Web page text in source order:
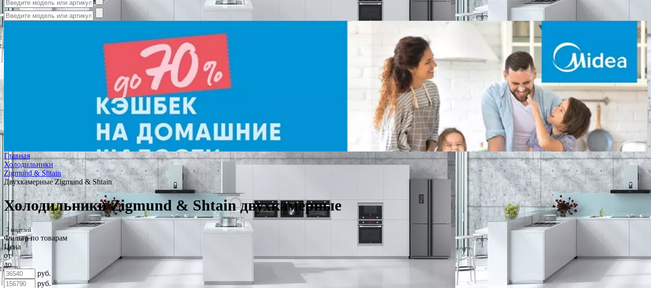
Главная
Холодильники
Zigmund & Shtain
Двухкамерные Zigmund & Shtain
Холодильники Zigmund & Shtain двухкамерные
7 моделей
Фильтр по товарам
Цена
от
до
руб.
руб.